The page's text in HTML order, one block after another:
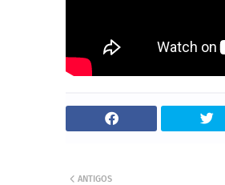
ANTIGOS